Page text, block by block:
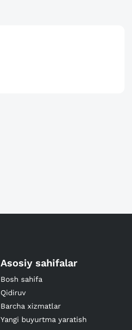
Asosiy sahifalar
Bosh sahifa
Qidiruv
Barcha xizmatlar
Yangi buyurtma yaratish